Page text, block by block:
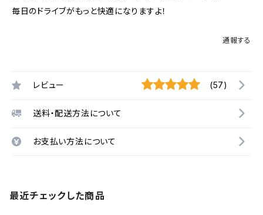
毎日のドライブがもっと快適になりますよ！
通報する
レビュー (57)
送料・配送方法について
お支払い方法について
最近チェックした商品